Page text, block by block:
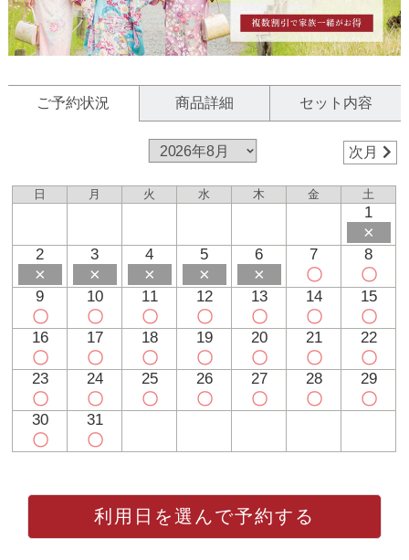
ご予約状況 商品詳細 セット内容
次月
日 月 火 水 木 金 土
1
×
2
×
3
×
4
×
5
×
6
×
7
〇
8
〇
9
〇
10
〇
11
〇
12
〇
13
〇
14
〇
15
〇
16
〇
17
〇
18
〇
19
〇
20
〇
21
〇
22
〇
23
〇
24
〇
25
〇
26
〇
27
〇
28
〇
29
〇
30
〇
31
〇
利用日を選んで予約する